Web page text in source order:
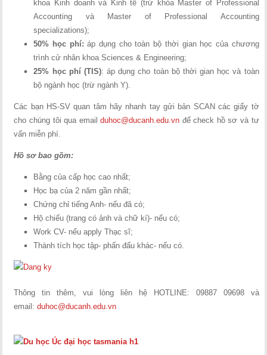
khoa Kinh doanh và Kinh tế (trừ khóa Master of Professional
Accounting và Master of Professional Accounting
specializations);
50% học phí:áp dụng cho toàn bộ thời gian học của chương
trình cử nhân khoa Sciences & Engineering;
25% học phí (TIS): áp dụng cho toàn bộ thời gian học và toàn
bộ ngành học (trừ ngành Y).
Các bạn HS-SV quan tâm hãy nhanh tay gửi bản SCAN các giấy tờ
cho chúng tôi qua emailduhoc@ducanh.edu.vn để check hồ sơ và tư
vấn miễn phí.
Hồ sơ bao gồm:
Bằng của cấp học cao nhất;
Học bạ của 2 năm gần nhất;
Chứng chỉ tiếng Anh- nếu đã có;
Hộ chiếu (trang có ảnh và chữ kí)- nếu có;
Work CV- nếu apply Thạc sĩ;
Thành tích học tập- phấn đấu khác- nếu có.
Thông tin thêm, vui lòng liên hệ HOTLINE: 09887 09698 và
email:duhoc@ducanh.edu.vn